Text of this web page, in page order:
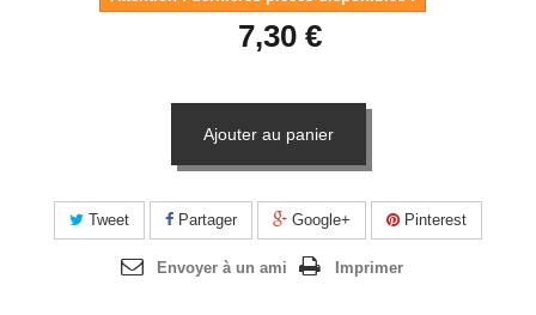
7,30 €
Ajouter au panier
Tweet Partager Google+ Pinterest
Envoyer à un ami Imprimer